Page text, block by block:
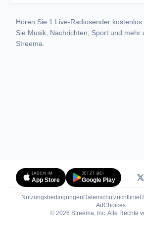
Hören Sie 1 Live-Radiosender
Sie Musik, Nachrichten, Sport und mehr
Streema.
LADEN IM
App Store
JETZT BEI
Google Play
Nutzungsbedingungen Datenschutzrichtlinie
AdChoices(öffnet
© 2026 Streema, Inc. Alle Rechte